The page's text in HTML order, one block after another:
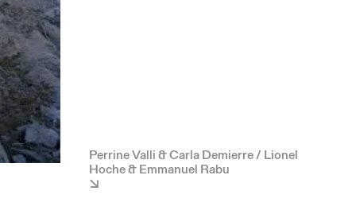
Perrine Valli & Carla Demierre / Lionel
Hoche & Emmanuel Rabu